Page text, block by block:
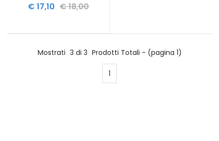
€ 17,10 € 18,00
Mostrati 3 di 3 Prodotti Totali - (pagina 1)
1